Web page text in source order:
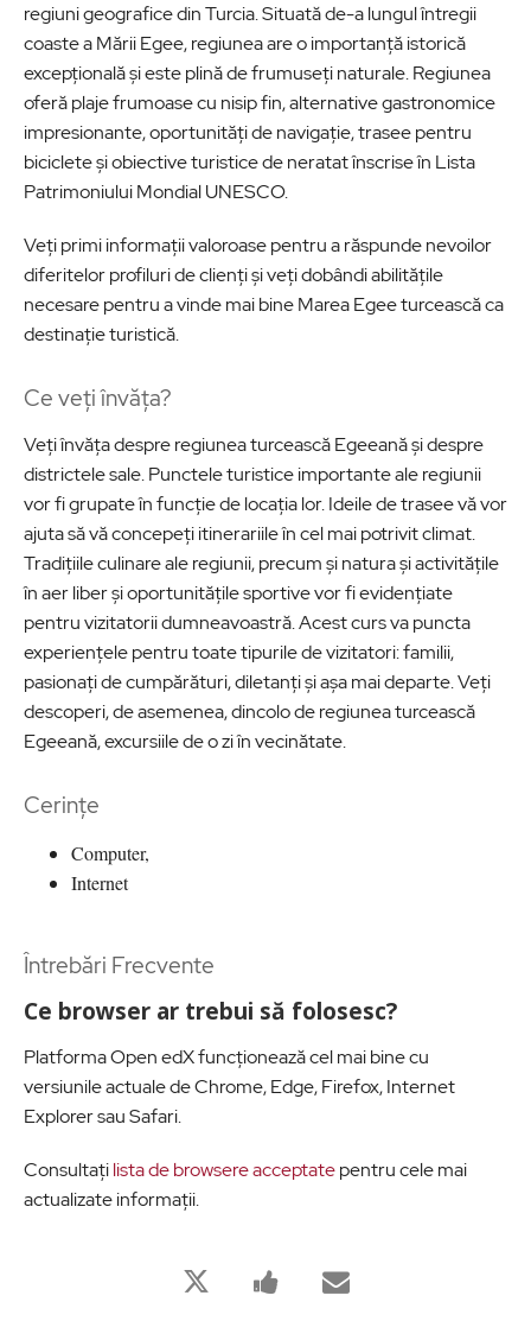
regiuni geografice din Turcia. Situată de-a lungul întregii
coaste a Mării Egee, regiunea are o importanță istorică
excepțională și este plină de frumuseți naturale. Regiunea
oferă plaje frumoase cu nisip fin, alternative gastronomice
impresionante, oportunități de navigație, trasee pentru
biciclete și obiective turistice de neratat înscrise în Lista
Patrimoniului Mondial UNESCO.
Veți primi informații valoroase pentru a răspunde nevoilor
diferitelor profiluri de clienți și veți dobândi abilitățile
necesare pentru a vinde mai bine Marea Egee turcească ca
destinație turistică.
Ce veți învăța?
Veți învăța despre regiunea turcească Egeeană și despre
districtele sale. Punctele turistice importante ale regiunii
vor fi grupate în funcție de locația lor. Ideile de trasee vă vor
ajuta să vă concepeți itinerariile în cel mai potrivit climat.
Tradițiile culinare ale regiunii, precum și natura și activitățile
în aer liber și oportunitățile sportive vor fi evidențiate
pentru vizitatorii dumneavoastră. Acest curs va puncta
experiențele pentru toate tipurile de vizitatori: familii,
pasionați de cumpărături, diletanți și așa mai departe. Veți
descoperi, de asemenea, dincolo de regiunea turcească
Egeeană, excursiile de o zi în vecinătate.
Cerințe
Computer,
Internet
Întrebări Frecvente
Ce browser ar trebui să folosesc?
Platforma Open edX funcționează cel mai bine cu
versiunile actuale de Chrome, Edge, Firefox, Internet
Explorer sau Safari.
Consultațilista de browsere acceptatepentru cele mai
actualizate informații.
derseBu
derseBirisine
bu